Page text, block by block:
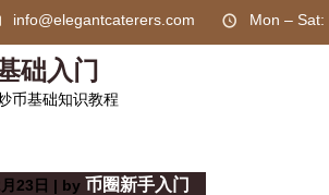
info@elegantcaterers.com Mon –
础入门
币基础知识教程
23日 | by 币圈新手入门